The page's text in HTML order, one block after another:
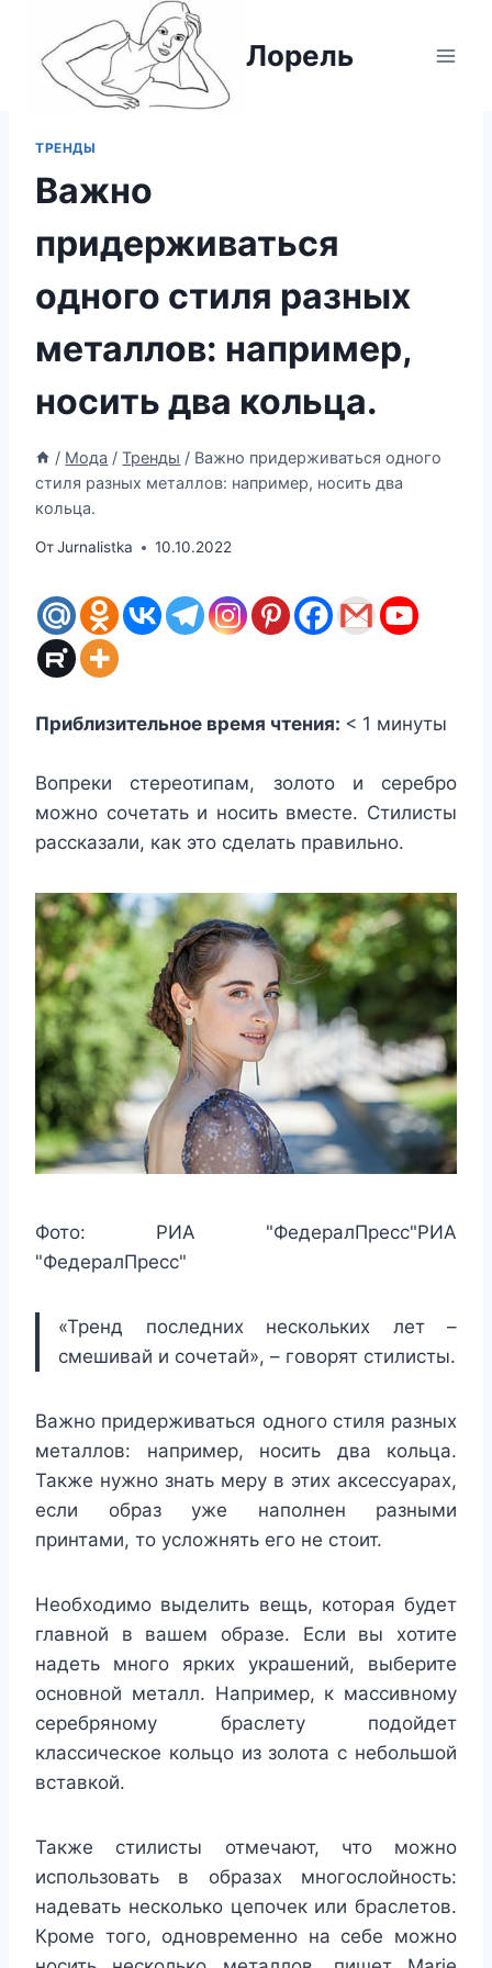
содержимому
Лорель
ТРЕНДЫ
Важно
придерживаться
одного стиля разных
металлов: например,
носить два кольца.
/ Мода / Тренды / Важно придерживаться одного
стиля разных металлов: например, носить два
кольца.
ОтJurnalistka 10.10.2022
Приблизительное время чтения: < 1 минуты
Вопреки стереотипам, золото и серебро
можно сочетать и носить вместе. Стилисты
рассказали, как это сделать правильно.
Фото: РИА "ФедералПресс"РИА
"ФедералПресс"
«Тренд последних нескольких лет –
смешивай и сочетай», – говорят стилисты.
Важно придерживаться одного стиля разных
металлов: например, носить два кольца.
Также нужно знать меру в этих аксессуарах,
если образ уже наполнен разными
принтами, то усложнять его не стоит.
Необходимо выделить вещь, которая будет
главной в вашем образе. Если вы хотите
надеть много ярких украшений, выберите
основной металл. Например, к массивному
серебряному браслету подойдет
классическое кольцо из золота с небольшой
вставкой.
Также стилисты отмечают, что можно
использовать в образах многослойность:
надевать несколько цепочек или браслетов.
Кроме того, одновременно на себе можно